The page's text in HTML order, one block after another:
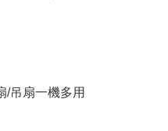
/吊扇一機多用